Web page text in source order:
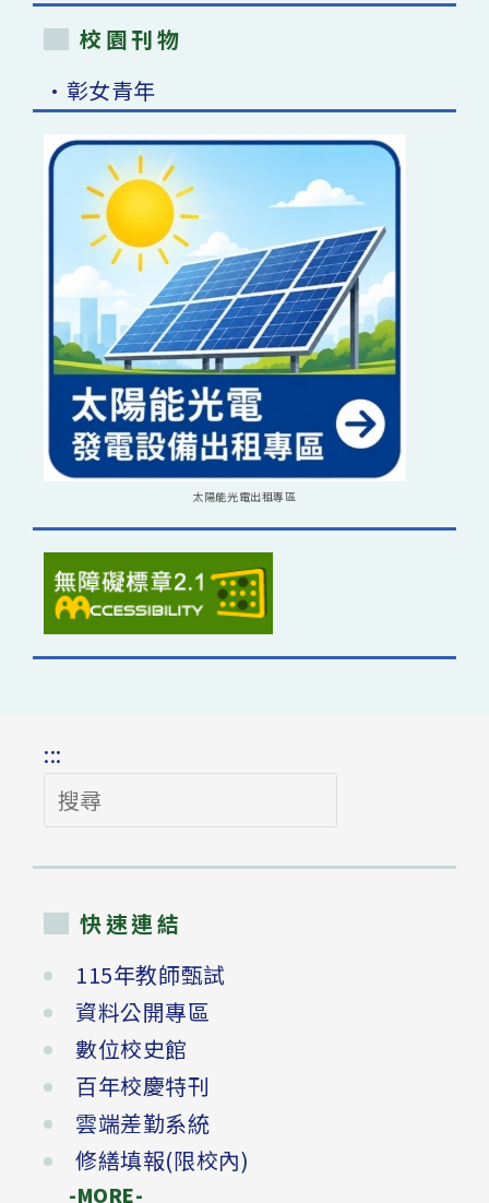
校園刊物
•彰女青年
太陽能光電出租專區
:::
搜
尋
快速連結
115年教師甄試
資料公開專區
數位校史館
百年校慶特刊
雲端差勤系統
修繕填報(限校內)
-MORE-